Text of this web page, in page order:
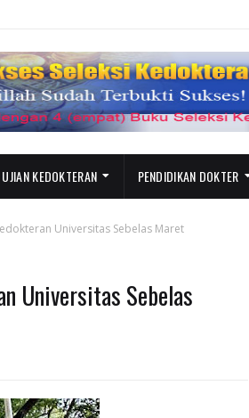
UJIAN KEDOKTERAN PENDIDIKAN DOKTER
Universitas Sebelas Maret
Universitas Sebelas